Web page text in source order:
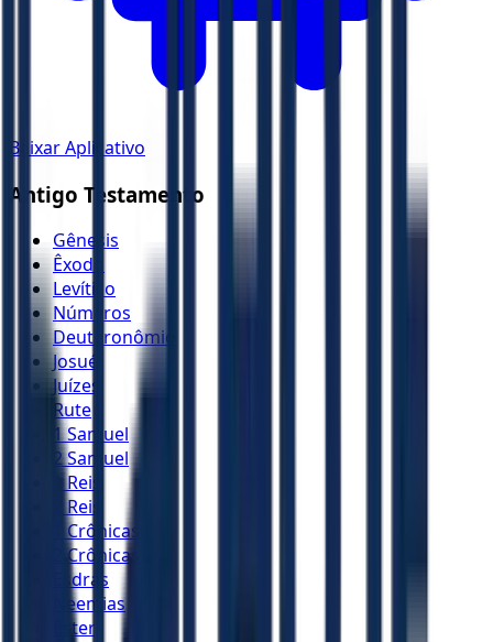
Baixar Aplicativo
Antigo Testamento
Gênesis
Êxodo
Levítico
Números
Deuteronômio
Josué
Juízes
Rute
1 Samuel
2 Samuel
1 Reis
2 Reis
1 Crônicas
2 Crônicas
Esdras
Neemias
Ester